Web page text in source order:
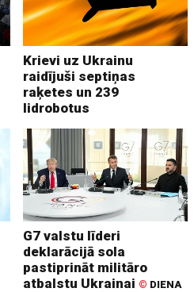
Krievi uz Ukrainu
raidījuši septiņas
raķetes un 239
lidrobotus
G7 valstu līderi
deklarācijā sola
pastiprināt militāro
atbalstu Ukrainai © DIENA